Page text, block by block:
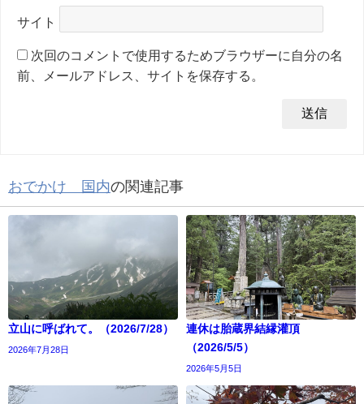
サイト
次回のコメントで使用するためブラウザーに自分の名
前、メールアドレス、サイトを保存する。
おでかけ 国内の関連記事
立山に呼ばれて。（2026/7/28）
2026年7月28日
連休は胎蔵界結縁灌頂
（2026/5/5）
2026年5月5日